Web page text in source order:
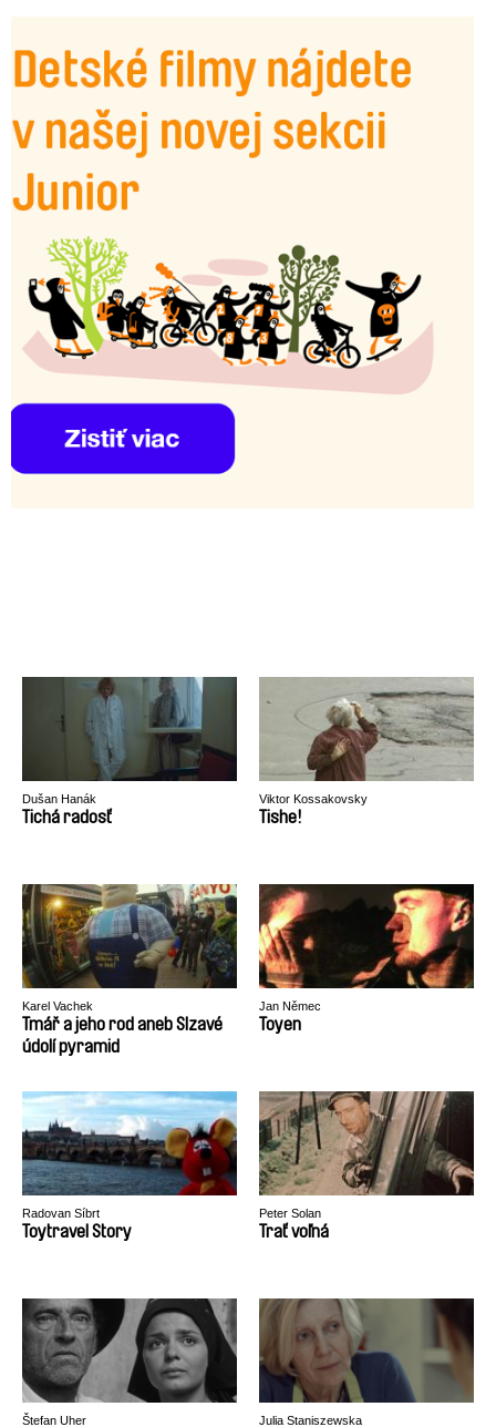
Dušan Hanák
Tichá radosť
Viktor Kossakovsky
Tishe!
Karel Vachek
Tmář a jeho rod aneb Slzavé
údolí pyramid
Jan Němec
Toyen
Radovan Síbrt
Toytravel Story
Peter Solan
Trať voľná
Štefan Uher Julia Staniszewska